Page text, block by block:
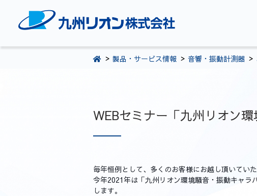
092-281-5361
製品・サービス情報 音響・振動計測器
WEBセミナー「九州リオン
毎年恒例として、多くのお客様にお越し頂いてい
今年2021年は「九州リオン環境騒音・振動キャラ
します。